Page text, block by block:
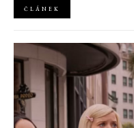
Fall 2027.
ČLÁNEK